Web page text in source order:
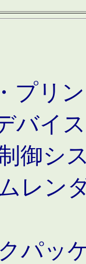
プリ
バイ
御シ
レン
パッ